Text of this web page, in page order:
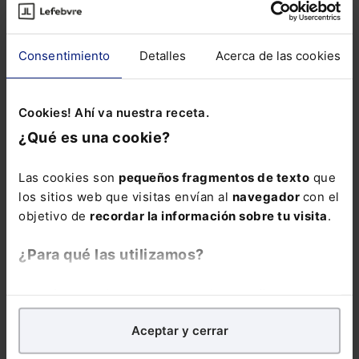
Consentimiento Detalles Acerca de las cookies
Cookies! Ahí va nuestra receta.
¿Qué es una cookie?
Las cookies son pequeños fragmentos de texto que
los sitios web que visitas envían al navegador con el
objetivo de recordar la información sobre tu visita.
¿Para qué las utilizamos?
analíticospara tratar demejorar tu experienciaen
nuestra página web. También con fines publicitarios,
para poder mostrarte publicidad y contenidos de tu
Aceptar y cerrar
At the same time, the goods sold under these
Community trademarks were food products
relevant public necessarily consisted of Muslim
The assessment of the likelihood of confusion